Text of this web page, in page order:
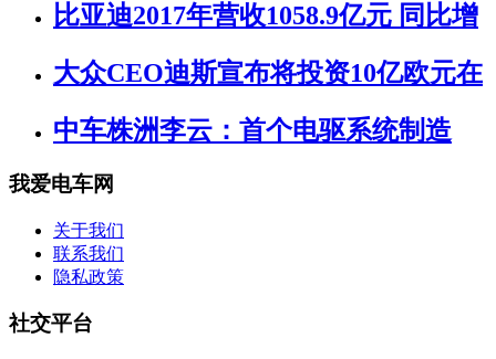
比亚迪2017年营收1058.9亿元 同比增
大众CEO迪斯宣布将投资10亿欧元在
中车株洲李云：首个电驱系统制造
我爱电车网
关于我们
联系我们
隐私政策
社交平台